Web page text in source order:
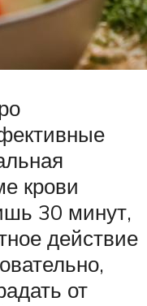
крови
30 минут,
действие
от